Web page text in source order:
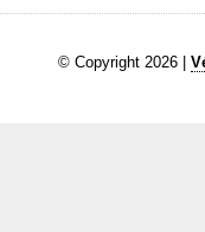
© Copyright 2026 |